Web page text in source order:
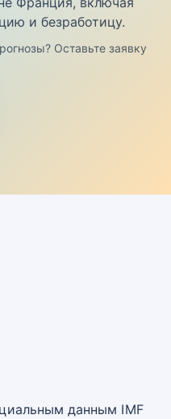
и безработицу.
Оставьте заявку
данным IMF